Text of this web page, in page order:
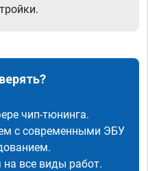
чип-тюнинга.
с современными ЭБУ
все виды работ.